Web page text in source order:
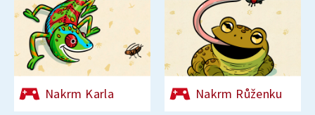
Nakrm Karla Nakrm Růženku